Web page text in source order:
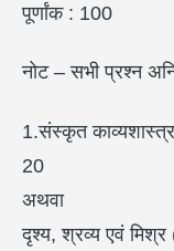
पूर्णांक : 100
नोट – सभी प्रश्न
1.संस्कृत
20
अथवा
दृश्य, श्रव्य एवं मिश्र